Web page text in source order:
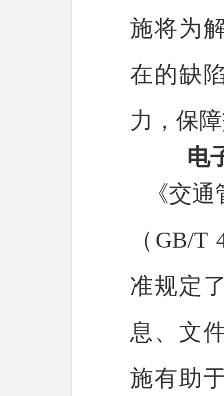
施将为
在的缺
力，保
电
《交
（GB/
准规定
息、文
施有助